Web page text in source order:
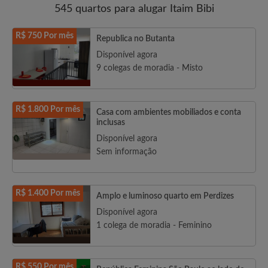
545 quartos para alugar Itaim Bibi
R$ 750 Por mês
Republica no Butanta
Disponível agora
9 colegas de moradia - Misto
R$ 1.800 Por mês
Casa com ambientes mobiliados e conta
inclusas
Disponível agora
Sem informação
R$ 1.400 Por mês
Amplo e luminoso quarto em Perdizes
Disponível agora
1 colega de moradia - Feminino